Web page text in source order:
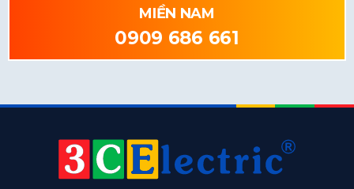
MIỀN NAM
0909 686 661